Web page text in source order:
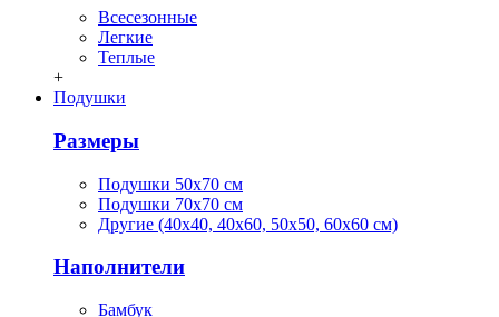
Всесезонные
Легкие
Теплые
+
Подушки
Размеры
Подушки 50х70 см
Подушки 70х70 см
Другие (40х40, 40х60, 50х50, 60х60 см)
Наполнители
Бамбук